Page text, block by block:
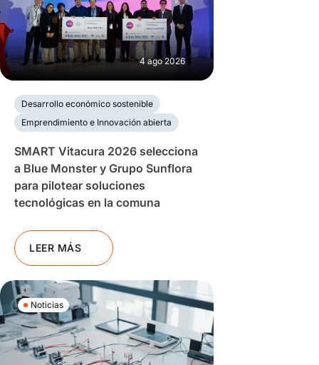
4 ago 2026
Desarrollo económico sostenible
Emprendimiento e Innovación abierta
SMART Vitacura 2026 selecciona
a Blue Monster y Grupo Sunflora
para pilotear soluciones
tecnológicas en la comuna
LEER MÁS
Noticias